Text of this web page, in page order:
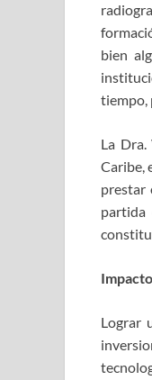
bien
tiempo,
La Dra.
Caribe,
prestar
partida
Lograr